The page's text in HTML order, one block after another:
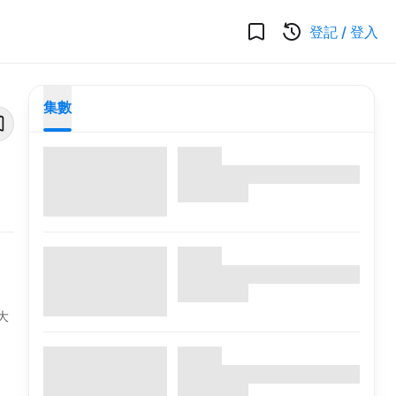
登記 / 登入
集數